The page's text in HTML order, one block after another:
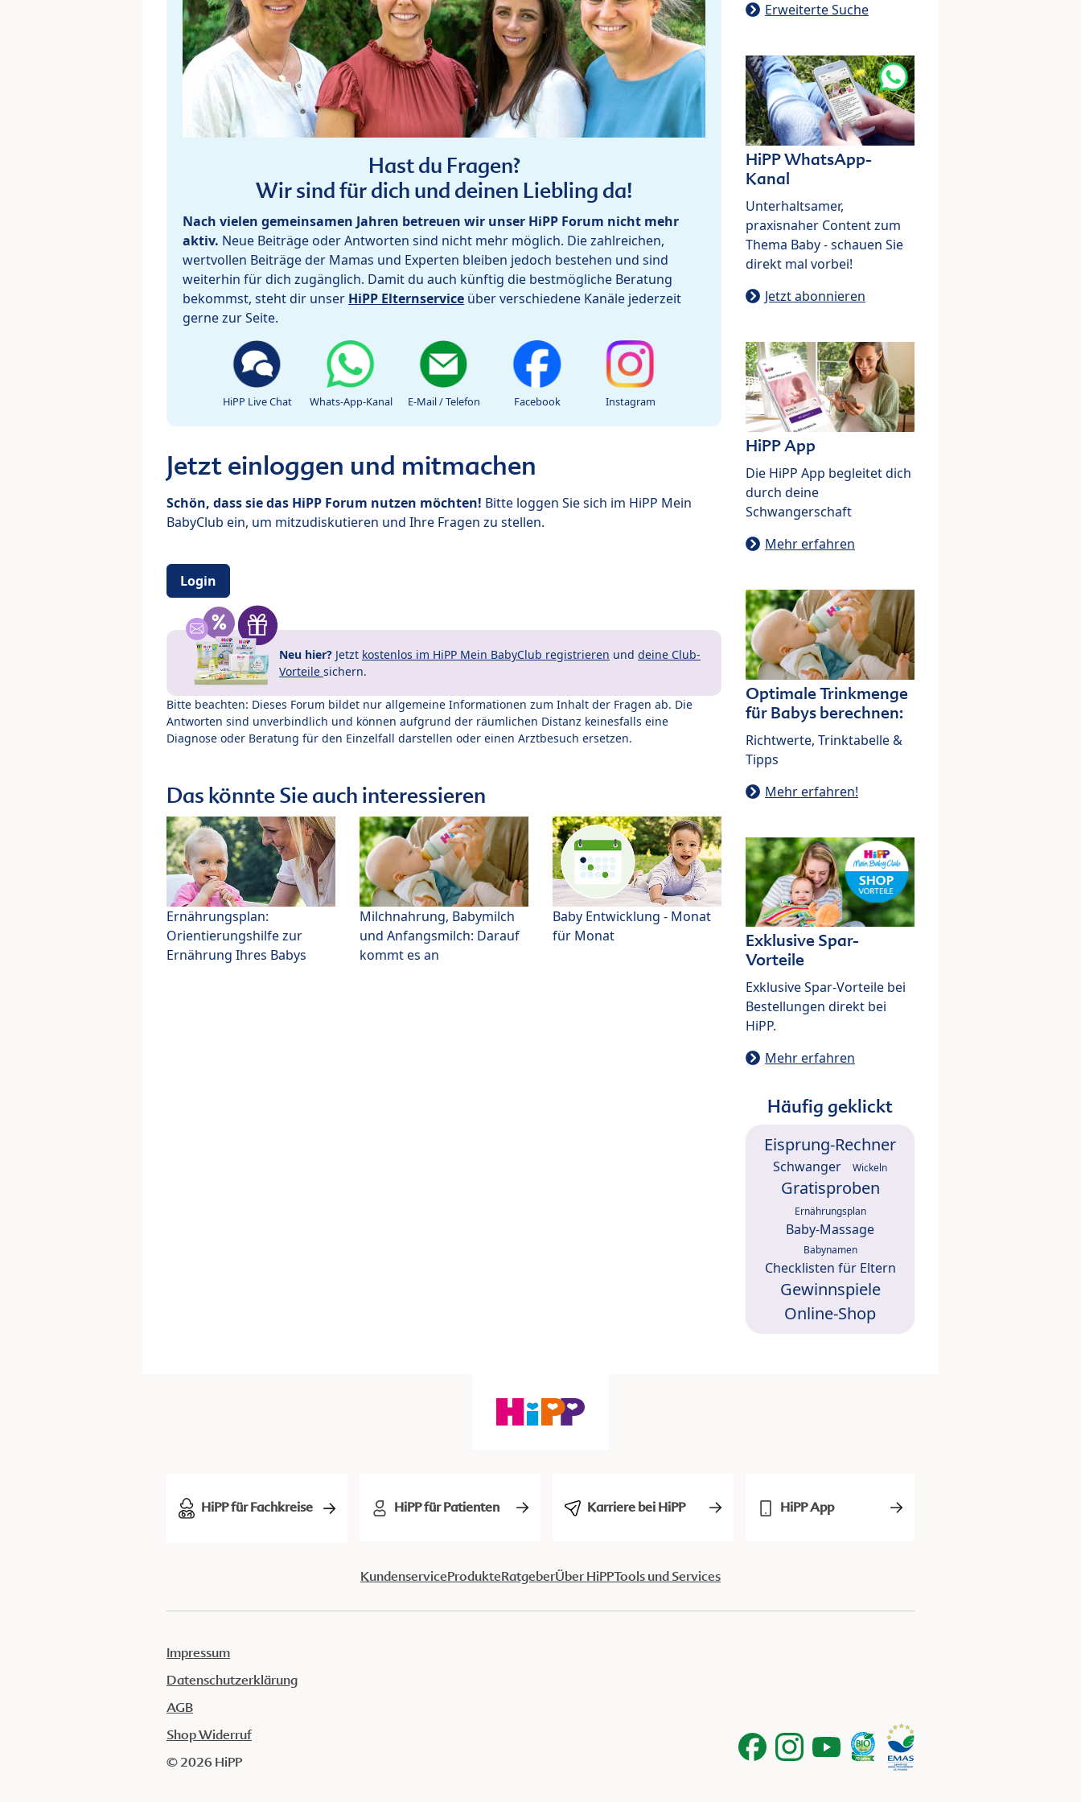
Hast du Fragen?
Wir sind für dich und deinen Liebling da!
Nach vielen gemeinsamen Jahren betreuen wir unser HiPP Forum nicht mehr
aktiv. Neue Beiträge oder Antworten sind nicht mehr möglich. Die zahlreichen,
wertvollen Beiträge der Mamas und Experten bleiben jedoch bestehen und sind
weiterhin für dich zugänglich. Damit du auch künftig die bestmögliche Beratung
bekommst, steht dir unser HiPP Elternservice über verschiedene Kanäle jederzeit
gerne zur Seite.
HiPP Live Chat Whats-App-Kanal E-Mail / Telefon Facebook Instagram
Jetzt einloggen und mitmachen
Schön, dass sie das HiPP Forum nutzen möchten! Bitte loggen Sie sich im HiPP Mein
BabyClub ein, um mitzudiskutieren und Ihre Fragen zu stellen.
Login
Neu hier? Jetzt kostenlos im HiPP Mein BabyClub registrieren und deine Club-
Vorteile sichern.
Bitte beachten: Dieses Forum bildet nur allgemeine Informationen zum Inhalt der Fragen ab. Die
Antworten sind unverbindlich und können aufgrund der räumlichen Distanz keinesfalls eine
Diagnose oder Beratung für den Einzelfall darstellen oder einen Arztbesuch ersetzen.
Das könnte Sie auch interessieren
Ernährungsplan:
Orientierungshilfe zur
Ernährung Ihres Babys
Milchnahrung, Babymilch
und Anfangsmilch: Darauf
kommt es an
Baby Entwicklung - Monat
für Monat
Erweiterte Suche
HiPP WhatsApp-
Kanal
Unterhaltsamer,
praxisnaher Content zum
Thema Baby - schauen Sie
direkt mal vorbei!
Jetzt abonnieren
HiPP App
Die HiPP App begleitet dich
durch deine
Schwangerschaft
Mehr erfahren
Optimale Trinkmenge
für Babys berechnen:
Richtwerte, Trinktabelle &
Tipps
Mehr erfahren!
Exklusive Spar-
Vorteile
Exklusive Spar-Vorteile bei
Bestellungen direkt bei
HiPP.
Mehr erfahren
Häufig geklickt
Eisprung-Rechner
Schwanger Wickeln
Gratisproben
Ernährungsplan
Baby-Massage
Babynamen
Checklisten für Eltern
Gewinnspiele
Online-Shop
HiPP für Fachkreise HiPP für Patienten Karriere bei HiPP HiPP App
KundenserviceProdukteRatgeberÜber HiPPTools und Services
Impressum
Datenschutzerklärung
AGB
Shop Widerruf
© 2026 HiPP